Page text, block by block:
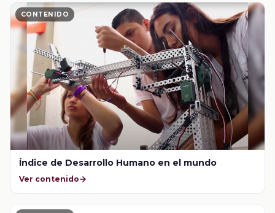
CONTENIDO
Índice de Desarrollo Humano en el mundo
Ver contenido